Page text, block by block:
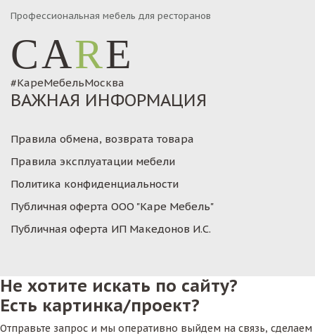
Профессиональная мебель для ресторанов
CARE
#КареМебельМосква
ВАЖНАЯ ИНФОРМАЦИЯ
Правила обмена, возврата товара
Правила эксплуатации мебели
Политика конфиденциальности
Публичная оферта ООО "Каре Мебель"
Публичная оферта ИП Македонов И.С.
Не хотите искать по сайту?
Есть картинка/проект?
Отправьте запрос и мы оперативно выйдем на связь, сделаем